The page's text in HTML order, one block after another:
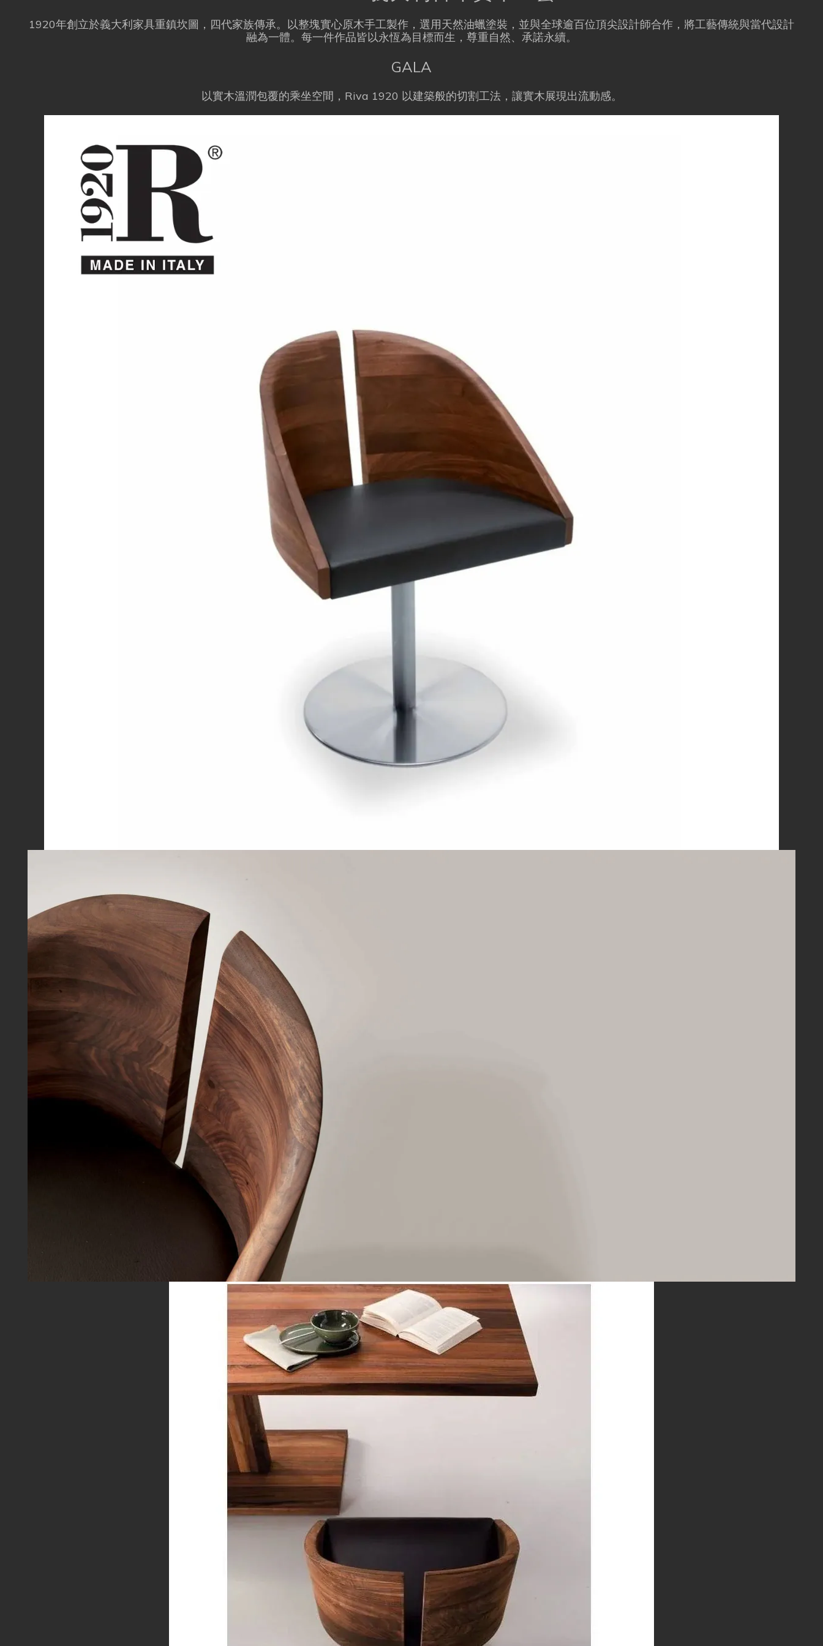
1920年創立於義大利家具重鎮坎圖，四代家族傳承。以整塊實心原木手工製作，選用天然油蠟塗裝，並與全球逾百位頂尖設計師合作，將工藝傳統與當代設計
融為一體。每一件作品皆以永恆為目標而生，尊重自然、承諾永續。
GALA
以實木溫潤包覆的乘坐空間，Riva 1920 以建築般的切割工法，讓實木展現出流動感。